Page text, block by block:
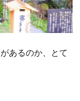
あるのか、とて